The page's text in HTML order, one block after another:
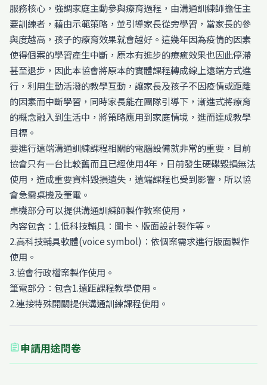
服務核心，強調家庭主動參與療育過程，由溝通訓練師擔任主
要訓練者，藉由示範策略，並引導家長從旁學習，當家長的參
與度越高，孩子的療育效果就會越好。這幾年因為疫情的因素
使得個案的學習產生中斷，原本有進步的療癒效果也因此停滯
甚至退步，因此本協會將原本的實體課程轉成線上遠端方式進
行，利用生動活潑的教學互動，讓家長及孩子不因疫情或距離
的因素而中斷學習，同時家長能在團隊引導下，漸進式將療育
的概念融入到生活中，將策略應用到家庭情境，進而達成教學
目標。
要進行遠端溝通訓練課程相關的電腦設備就非常的重要，目前
協會只有一台比較舊而且已經使用4年，日前發生硬碟毀損無法
使用，造成重要資料毀損遺失，遠端課程也受到影響，所以協
會急需桌機及筆電。
桌機部分可以提供溝通訓練師製作教案使用，
內容包含：1.低科技輔具：圖卡、版面設計製作等。
2.高科技輔具軟體(voice symbol)：依個案需求進行版面製作
使用。
3.協會行政檔案製作使用。
筆電部分：包含1.遠距課程教學使用。
2.連接特殊開關提供溝通訓練課程使用。
assignment申請用途問卷